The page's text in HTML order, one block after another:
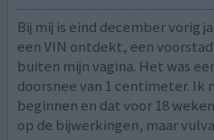
Bij mij is eind december vorig
een VIN ontdekt, een
buiten mijn vagina. Het was
doorsnee van 1 centimeter. Ik
beginnen en dat voor 18
op de bijwerkingen, maar